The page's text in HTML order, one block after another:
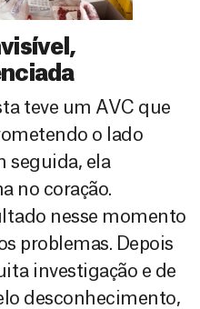
teve um AVC que
o lado
seguida, ela
no coração.
nesse momento
problemas. Depois
investigação e de
desconhecimento,